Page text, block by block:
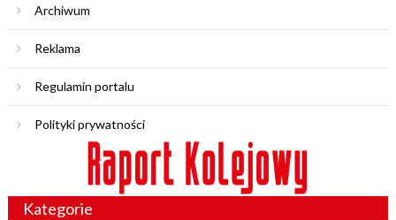
Archiwum
Reklama
Regulamin portalu
Polityki prywatności
Kategorie